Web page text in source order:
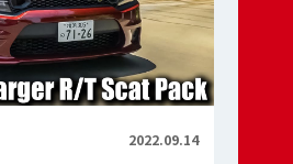
2022.09.14